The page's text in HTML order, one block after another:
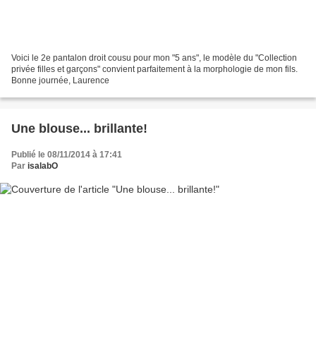
Voici le 2e pantalon droit cousu pour mon "5 ans", le modèle du "Collection
privée filles et garçons" convient parfaitement à la morphologie de mon fils.
Bonne journée, Laurence
Une blouse... brillante!
Publié le 08/11/2014 à 17:41
Par isalabO